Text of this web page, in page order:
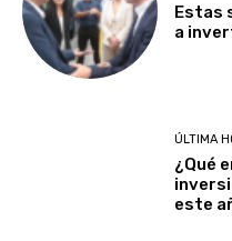
Estas
a
ÚLTIMA
¿Qué
este